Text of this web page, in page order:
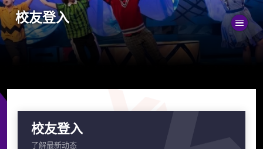
校友登入
校友登入
了解最新动态